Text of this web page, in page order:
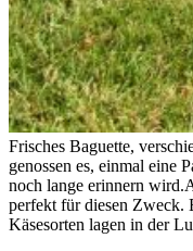
Frisches Baguette,
genossen es, einmal eine
noch lange erinnern
perfekt für diesen Zweck.
Käsesorten lagen in der